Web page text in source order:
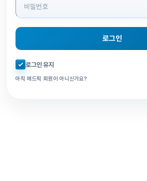
로그인
자동로그인 체크
로그인 유지
아직 애드픽 회원이 아니신가요?